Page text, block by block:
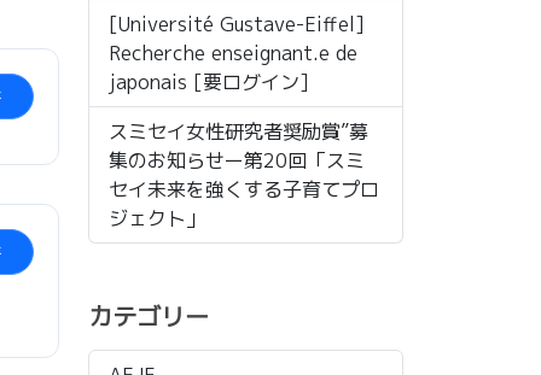
[Université Gustave-Eiffel]
Recherche enseignant.e de
japonais [要ログイン]
スミセイ女性研究者奨励賞”募
集のお知らせー第20回「スミ
セイ未来を強くする子育てプロ
ジェクト」
カテゴリー